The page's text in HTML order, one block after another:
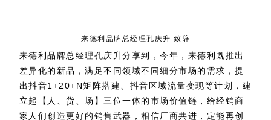
来德利品牌总经理孔庆升 致辞
来德利品牌总经理孔庆升分享到，今年，来德利既推出
差异化的新品，满足不同领域不同细分市场的需求，提
出抖音1+20+N矩阵搭建、抖音区域流量变现等计划，建
立起【人、货、场】三位一体的市场价值链，给经销商
家人们创造更好的销售武器，相信厂商共进，定能再创